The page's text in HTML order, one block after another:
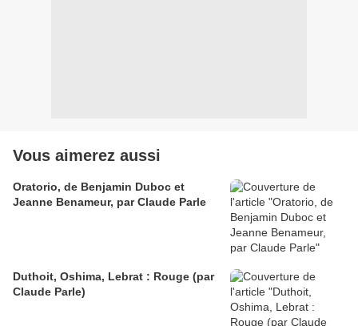
Vous aimerez aussi
Oratorio, de Benjamin Duboc et
Jeanne Benameur, par Claude Parle
Duthoit, Oshima, Lebrat : Rouge (par
Claude Parle)